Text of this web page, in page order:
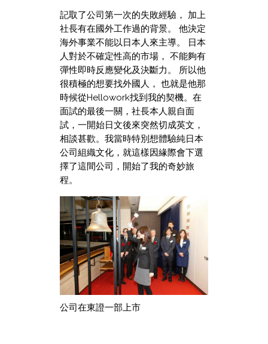
記取了公司第一次的失敗經驗， 加上
社長有在國外工作過的背景。 他決定
海外事業不能以日本人來主導。 日本
人對於不確定性高的市場， 不能夠有
彈性即時反應變化及決斷力。 所以他
很積極的想要找外國人， 也就是他那
時候從Hellowork找到我的契機。在
面試的最後一關，社長本人親自面
試，一開始日文後來突然切成英文，
相談甚歡。我當時特別想體驗純日本
公司組織文化，就這樣因緣際會下選
擇了這間公司，開始了我的奇妙旅
程。
公司在東證一部上市